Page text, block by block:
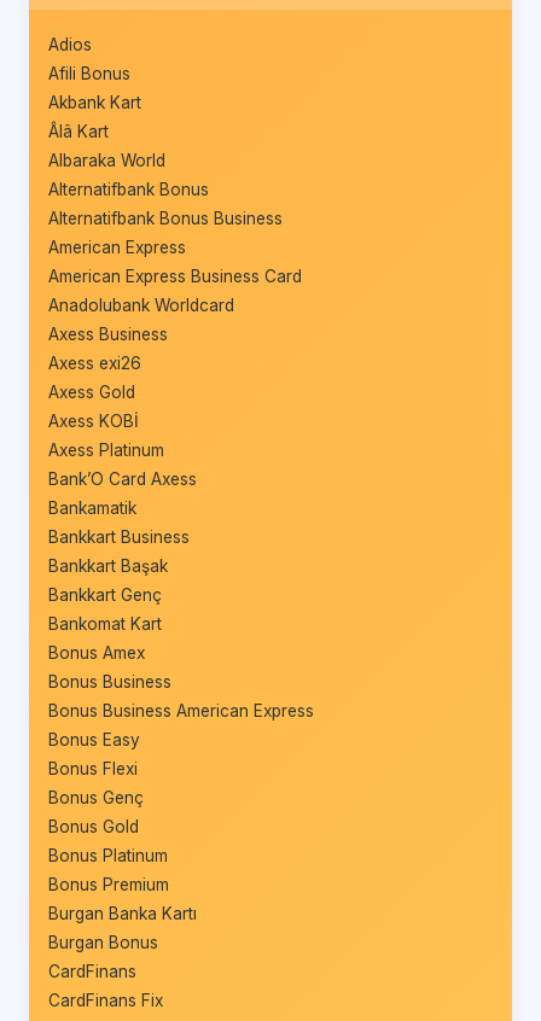
Adios
Afili Bonus
Akbank Kart
Âlâ Kart
Albaraka World
Alternatifbank Bonus
Alternatifbank Bonus Business
American Express
American Express Business Card
Anadolubank Worldcard
Axess Business
Axess exi26
Axess Gold
Axess KOBİ
Axess Platinum
Bank’O Card Axess
Bankamatik
Bankkart Business
Bankkart Başak
Bankkart Genç
Bankomat Kart
Bonus Amex
Bonus Business
Bonus Business American Express
Bonus Easy
Bonus Flexi
Bonus Genç
Bonus Gold
Bonus Platinum
Bonus Premium
Burgan Banka Kartı
Burgan Bonus
CardFinans
CardFinans Fix